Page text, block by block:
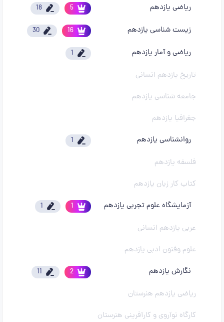
ریاضی یازدهم 5
18
زیست شناسی یازدهم 16
30
ریاضی و آمار یازدهم 1
تاریخ یازدهم انسانی
جامعه شناسی یازدهم
جغرافیا یازدهم
روانشناسی یازدهم
1
فلسفه یازدهم
کتاب کار زبان یازدهم
آزمایشگاه علوم تجربی یازدهم
1
1
عربی یازدهم انسانی
علوم وفنون ادبی یازدهم
نگارش یازدهم
2
11
ریاضی یازدهم هنرستان
کارگاه نوآروی و کارآفرینی هنرستان